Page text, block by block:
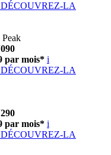
DÉCOUVREZ-LA
par mois* i
DÉCOUVREZ-LA
par mois* i
DÉCOUVREZ-LA